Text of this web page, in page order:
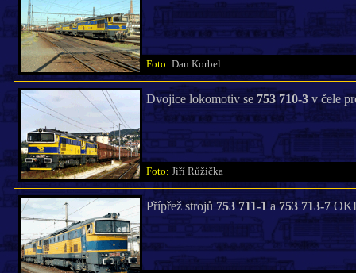
Foto: Dan Korbel
Dvojice lokomotiv se 753 710-3v čele
Foto: Jiří Růžička
Přípřež strojů753 711-1a753 713-7